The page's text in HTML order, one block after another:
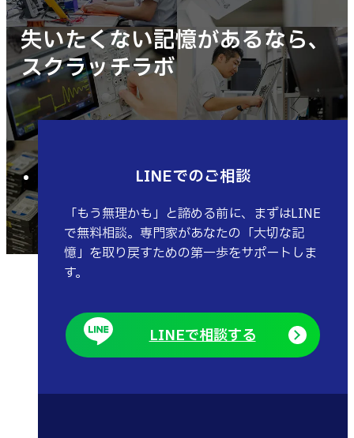
失いたくない記憶があるなら、
スクラッチラボ
LINEでのご相談
「もう無理かも」と諦める前に、まずはLINE
で無料相談。専門家があなたの「大切な記
憶」を取り戻すための第一歩をサポートしま
す。
LINEで相談する